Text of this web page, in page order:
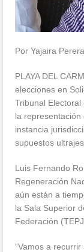
Por Yajaira Perera
PLAYA DEL
elecciones en
Tribunal
la
instancia
supuestos
Luis Fernando
Regeneración
aún están a
la Sala Superior
Federación
“Vamos a